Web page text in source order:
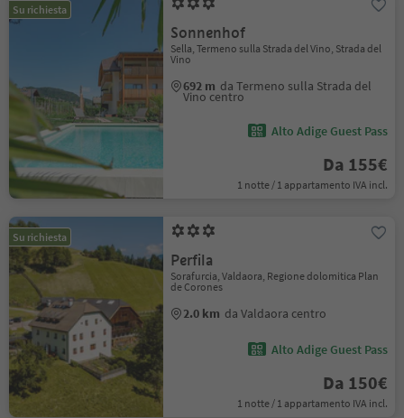
Su richiesta
Sonnenhof
Sella, Termeno sulla Strada del Vino, Strada del
Vino
692 m da Termeno sulla Strada del
Vino centro
Alto Adige Guest Pass
Da 155€
1 notte / 1 appartamento IVA incl.
Su richiesta
Perfila
Sorafurcia, Valdaora, Regione dolomitica Plan
de Corones
2.0 km da Valdaora centro
Alto Adige Guest Pass
Da 150€
1 notte / 1 appartamento IVA incl.